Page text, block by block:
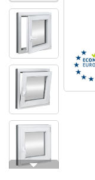
arrow_drop_down